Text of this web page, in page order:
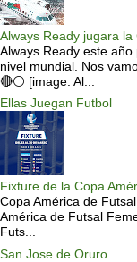
Always Ready jugara
Always Ready este
nivel mundial. Nos
🔴⚪️ [image: Al...
Ellas Juegan Futbol
Fixture de la Copa
Copa América de
América de Futsal
Futs...
San Jose de Oruro